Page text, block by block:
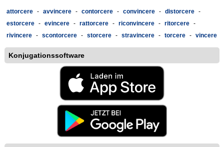
attorcere - avvincere - contorcere - convincere - distorcere -
estorcere - evincere - rattorcere - riconvincere - ritorcere -
rivincere - scontorcere - storcere - stravincere - torcere - vincere
Konjugationssoftware